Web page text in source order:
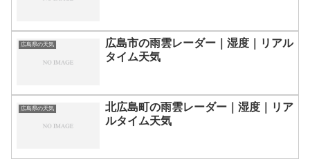
広島県の天気
広島市の雨雲レーダー｜湿度｜リアル
タイム天気
広島県の天気
北広島町の雨雲レーダー｜湿度｜リア
ルタイム天気